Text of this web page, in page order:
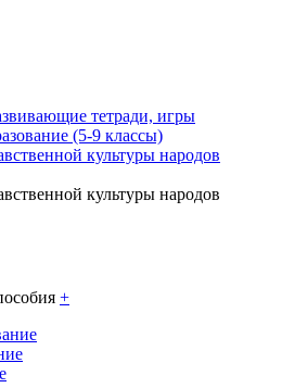
тетради, игры
(5-9 классы)
культуры народов
культуры народов
+